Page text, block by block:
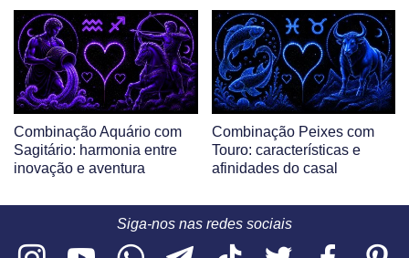
Combinação Aquário com
Sagitário: harmonia entre
inovação e aventura
Combinação Peixes com
Touro: características e
afinidades do casal
Siga-nos nas redes sociais